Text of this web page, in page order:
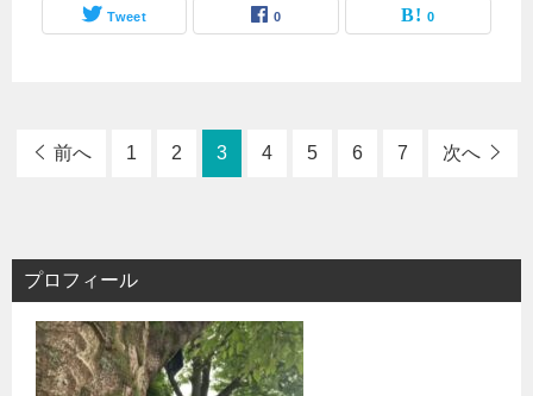
Tweet 0 0
前へ 1 2 3 4 5 6 7 次へ
プロフィール